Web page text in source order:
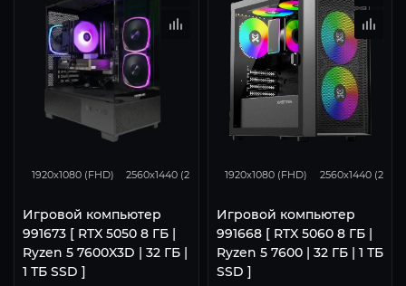
1920x1080 (FHD) 2560x1440 (2K) 3840x2160 (4K)
Игровой компьютер
991673 [ RTX 5050 8 ГБ |
Ryzen 5 7600X3D | 32 ГБ |
1 ТБ SSD ]
1920x1080 (FHD) 2560x1440 (2K)
Игровой компьютер
991668 [ RTX 5060 8 ГБ |
Ryzen 5 7600 | 32 ГБ | 1 ТБ
SSD ]